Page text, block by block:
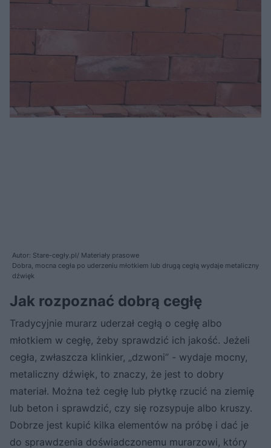
Autor: Stare-cegły.pl/ Materiały prasowe
Dobra, mocna cegła po uderzeniu młotkiem lub drugą cegłą wydaje metaliczny
dźwięk
Jak rozpoznać dobrą cegłę
Tradycyjnie murarz uderzał cegłą o cegłę albo
młotkiem w cegłę, żeby sprawdzić ich jakość. Jeżeli
cegła, zwłaszcza klinkier, „dzwoni” - wydaje mocny,
metaliczny dźwięk, to znaczy, że jest to dobry
materiał. Można też cegłę lub płytkę rzucić na ziemię
lub beton i sprawdzić, czy się rozsypuje albo kruszy.
Dobrze jest kupić kilka elementów na próbę i dać je
do sprawdzenia doświadczonemu murarzowi, który